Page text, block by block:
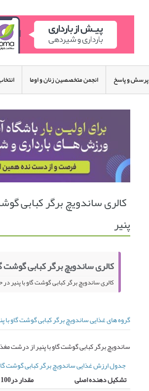
پرسش و پاسخ انجمن متخصصین زنان و اوما
کالری ساندویچ برگر کبابی
پنیر
کالری ساندویچ برگر کبابی گوشت
کالری ساندویچ برگر کبابی گوشت گاو با پنیر در حالت حالت طبیعی 269
گروه های غذایی ساندویچ برگر کبابی گوشت گاو با
ساندویچ برگر کبابی گوشت گاو با پنیر از درشت
جدول ارزش غذایی ساندویچ برگر کبابی گوشت
تشکیل دهنده اصلی
مقدار در100 گرم